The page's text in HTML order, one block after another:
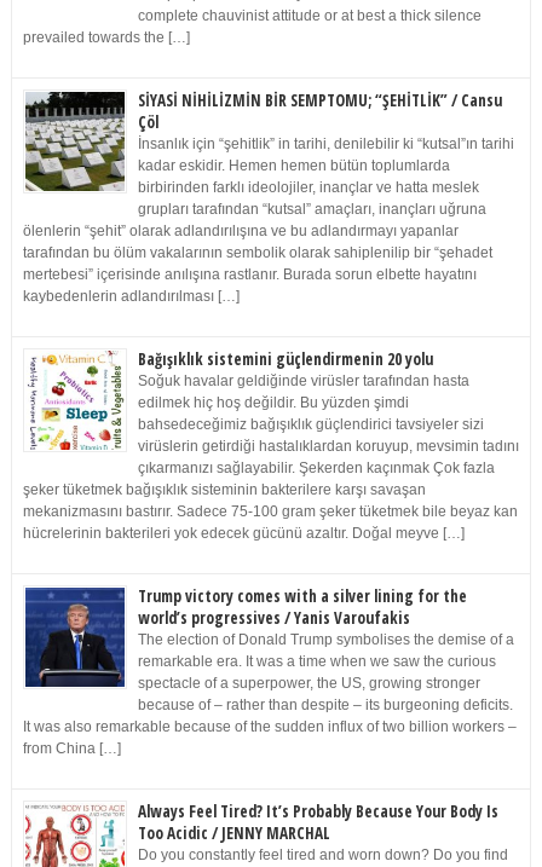
complete chauvinist attitude or at best a thick silence
prevailed towards the […]
SİYASİ NİHİLİZMİN BİR SEMPTOMU; “ŞEHİTLİK” / Cansu
Çöl
İnsanlık için “şehitlik” in tarihi, denilebilir ki “kutsal”ın tarihi
kadar eskidir. Hemen hemen bütün toplumlarda
birbirinden farklı ideolojiler, inançlar ve hatta meslek
grupları tarafından “kutsal” amaçları, inançları uğruna
ölenlerin “şehit” olarak adlandırılışına ve bu adlandırmayı yapanlar
tarafından bu ölüm vakalarının sembolik olarak sahiplenilip bir “şehadet
mertebesi” içerisinde anılışına rastlanır. Burada sorun elbette hayatını
kaybedenlerin adlandırılması […]
Bağışıklık sistemini güçlendirmenin 20 yolu
Soğuk havalar geldiğinde virüsler tarafından hasta
edilmek hiç hoş değildir. Bu yüzden şimdi
bahsedeceğimiz bağışıklık güçlendirici tavsiyeler sizi
virüslerin getirdiği hastalıklardan koruyup, mevsimin tadını
çıkarmanızı sağlayabilir. Şekerden kaçınmak Çok fazla
şeker tüketmek bağışıklık sisteminin bakterilere karşı savaşan
mekanizmasını bastırır. Sadece 75-100 gram şeker tüketmek bile beyaz kan
hücrelerinin bakterileri yok edecek gücünü azaltır. Doğal meyve […]
Trump victory comes with a silver lining for the
world’s progressives / Yanis Varoufakis
The election of Donald Trump symbolises the demise of a
remarkable era. It was a time when we saw the curious
spectacle of a superpower, the US, growing stronger
because of – rather than despite – its burgeoning deficits.
It was also remarkable because of the sudden influx of two billion workers –
from China […]
Always Feel Tired? It’s Probably Because Your Body Is
Too Acidic / JENNY MARCHAL
Do you constantly feel tired and worn down? Do you find